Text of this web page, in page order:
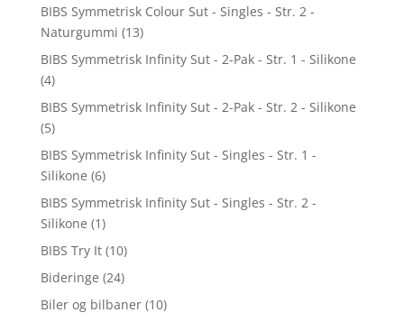
BIBS Symmetrisk Colour Sut - Singles - Str. 2 -
Naturgummi (13)
BIBS Symmetrisk Infinity Sut - 2-Pak - Str. 1 - Silikone
(4)
BIBS Symmetrisk Infinity Sut - 2-Pak - Str. 2 - Silikone
(5)
BIBS Symmetrisk Infinity Sut - Singles - Str. 1 -
Silikone (6)
BIBS Symmetrisk Infinity Sut - Singles - Str. 2 -
Silikone (1)
BIBS Try It (10)
Bideringe (24)
Biler og bilbaner (10)